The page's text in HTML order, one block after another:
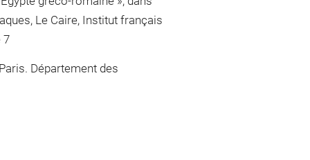
Le Caire, Institut français
7
Département des